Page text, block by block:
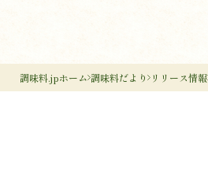
調味料.jpホーム 調味料だより リリース情報